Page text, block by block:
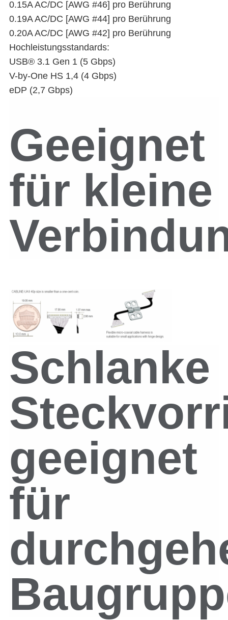
0.15A AC/DC [AWG #46] pro Berührung
0.19A AC/DC [AWG #44] pro Berührung
0.20A AC/DC [AWG #42] pro Berührung
Hochleistungsstandards:
USB® 3.1 Gen 1 (5 Gbps)
V-by-One HS 1,4 (4 Gbps)
eDP (2,7 Gbps)
Geeignet
für kleine
Schlanke
geeignet
für